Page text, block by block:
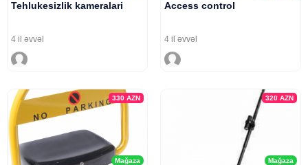
Tehlukesizlik kameralari
4 il əvvəl
Access control
4 il əvvəl
Mağaza
330AZN
Mağaza
320 AZN